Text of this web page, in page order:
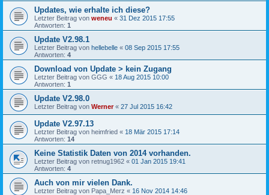
Updates, wie erhalte ich diese?
Letzter Beitrag von weneu « 31 Dez 2015 17:55
Antworten: 1
Update V2.98.1
Letzter Beitrag von hellebelle « 08 Sep 2015 17:55
Antworten: 4
Download von Update > kein Zugang
Letzter Beitrag von GGG « 18 Aug 2015 10:00
Antworten: 1
Update V2.98.0
Letzter Beitrag von Werner« 27 Jul 2015 16:42
Update V2.97.13
Letzter Beitrag von heimfried « 18 Mär 2015 17:14
Antworten: 14
Keine Statistik Daten von 2014 vorhanden.
Letzter Beitrag von retnug1962 « 01 Jan 2015 19:41
Antworten: 4
Auch von mir vielen Dank.
Letzter Beitrag von Papa_Merz « 16 Nov 2014 14:46